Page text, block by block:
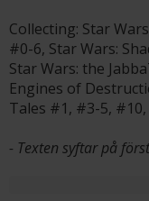
Collecting: Star
#0-6, Star Wars:
Star Wars: the
Engines of
Tales #1, #3-5,
- Texten syftar på